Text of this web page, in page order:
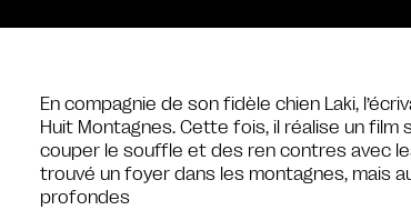
En compagnie de son fidèle chien Laki,
Huit Montagnes. Cette fois, il réalise un
couper le souffle et des ren contres avec
trouvé un foyer dans les montagnes, mais
profondes